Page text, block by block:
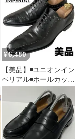
¥ 6,480
【美品】◾️ユニオンイン
ペリアル◾️ホールカット
◾️ステッチ◾️レザー◾️ブラ